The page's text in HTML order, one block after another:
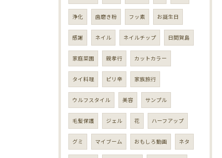
浄化 歯磨き粉 フッ素 お誕生日
感謝 ネイル ネイルチップ 日間賀島
家庭菜園 親孝行 カットカラー
タイ料理 ピリ辛 家族旅行
ウルフスタイル 美容 サンプル
毛髪保護 ジェル 花 ハーフアップ
グミ マイブーム おもしろ動画 ネタ